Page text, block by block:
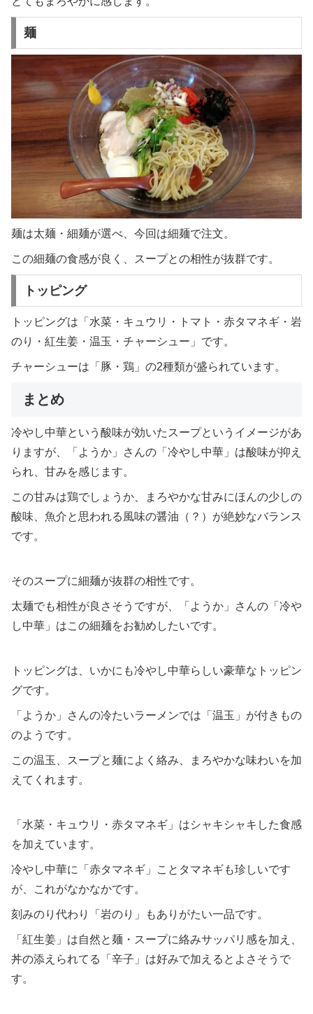
麺
麺は太麺・細麺が選べ、今回は細麺で注文。
この細麺の食感が良く、スープとの相性が抜群です。
トッピング
トッピングは「水菜・キュウリ・トマト・赤タマネギ・岩
のり・紅生姜・温玉・チャーシュー」です。
チャーシューは「豚・鶏」の2種類が盛られています。
まとめ
冷やし中華という酸味が効いたスープというイメージがあ
りますが、「ようか」さんの「冷やし中華」は酸味が抑え
られ、甘みを感じます。
この甘みは鶏でしょうか、まろやかな甘みにほんの少しの
酸味、魚介と思われる風味の醤油（？）が絶妙なバランス
です。
そのスープに細麺が抜群の相性です。
太麺でも相性が良さそうですが、「ようか」さんの「冷や
し中華」はこの細麺をお勧めしたいです。
トッピングは、いかにも冷やし中華らしい豪華なトッピン
グです。
「ようか」さんの冷たいラーメンでは「温玉」が付きもの
のようです。
この温玉、スープと麺によく絡み、まろやかな味わいを加
えてくれます。
「水菜・キュウリ・赤タマネギ」はシャキシャキした食感
を加えています。
冷やし中華に「赤タマネギ」ことタマネギも珍しいです
が、これがなかなかです。
刻みのり代わり「岩のり」もありがたい一品です。
「紅生姜」は自然と麺・スープに絡みサッパリ感を加え、
丼の添えられてる「辛子」は好みで加えるとよさそうで
す。